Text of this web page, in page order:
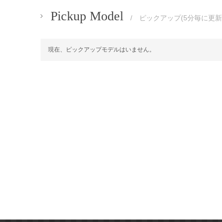
Pickup Model / ピックアップ(5分毎に更
現在、ピックアップモデルはいません。